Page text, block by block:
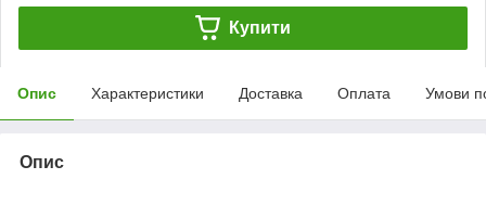
Купити
Опис Характеристики Доставка Оплата Умови
Опис